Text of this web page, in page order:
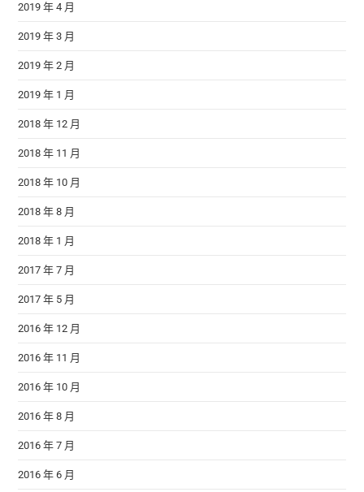
2019 年 4 月
2019 年 3 月
2019 年 2 月
2019 年 1 月
2018 年 12 月
2018 年 11 月
2018 年 10 月
2018 年 8 月
2018 年 1 月
2017 年 7 月
2017 年 5 月
2016 年 12 月
2016 年 11 月
2016 年 10 月
2016 年 8 月
2016 年 7 月
2016 年 6 月